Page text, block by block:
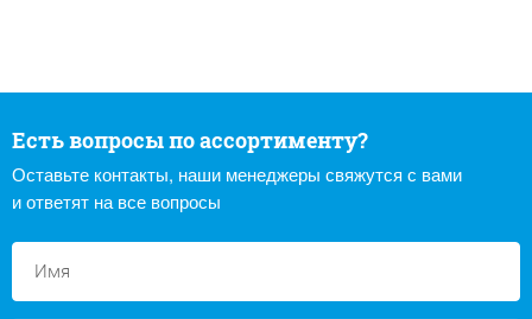
Есть вопросы по ассортименту?
Оставьте контакты, наши менеджеры свяжутся с вами
и ответят на все вопросы